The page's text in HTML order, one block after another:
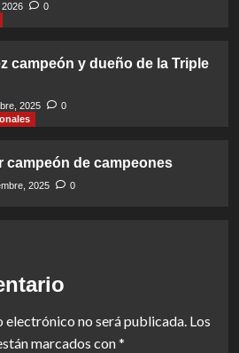
0
campeón y dueño de la Triple
2025
0
campeón de campeones
2025 0
electrónico no será publicada. Los
marcados con*